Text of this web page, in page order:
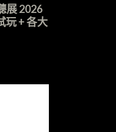
展 2026
玩 + 各大